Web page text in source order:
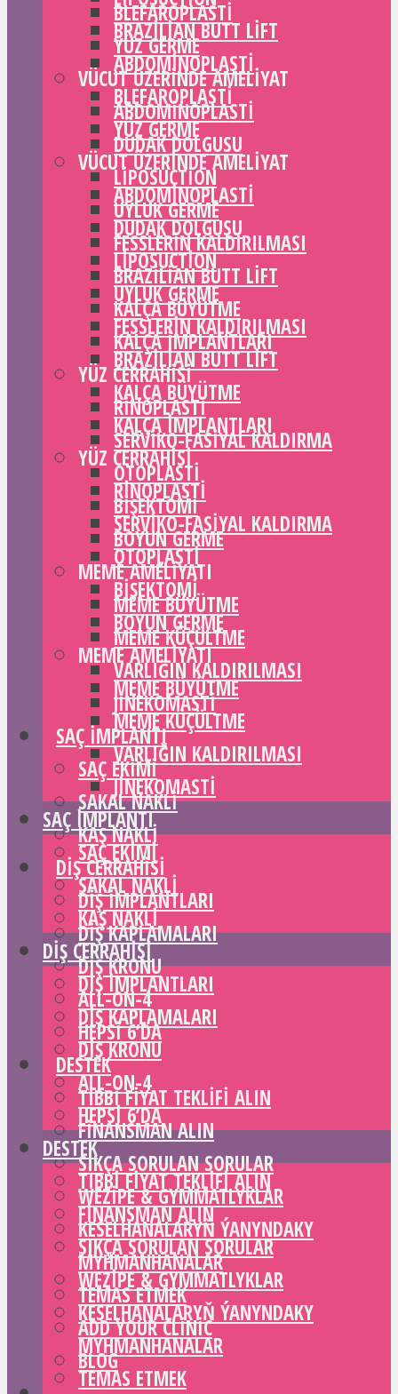
BLEFAROPLASTI
YÜZ GERME
VÜCUT ÜZERINDE AMELIYAT
ABDOMINOPLASTI
DUDAK DOLGUSU
LIPOSUCTION
UYLUK GERME
FESSLERIN KALDIRILMASI
BRAZILIAN BUTT LIFT
KALÇA BÜYÜTME
KALÇA IMPLANTLARI
YÜZ CERRAHISI
RINOPLASTI
SERVIKO-FASIYAL KALDIRMA
OTOPLASTI
BIŞEKTOMI
BOYUN GERME
MEME AMELIYATI
MEME BÜYÜTME
MEME KÜÇÜLTME
VARLIĞIN KALDIRILMASI
JINEKOMASTI
SAÇ IMPLANTI
SAÇ EKIMI
SAKAL NAKLI
KAŞ NAKLI
DIŞ CERRAHISI
DIŞ IMPLANTLARI
DIŞ KAPLAMALARI
DIŞ KRONU
ALL-ON-4
HEPSI 6’DA
DESTEK
TIBBI FIYAT TEKLIFI ALIN
FINANSMAN ALIN
SIKÇA SORULAN SORULAR
WEZIPE & GYMMATLYKLAR
KESELHANALARYŇ ÝANYNDAKY
MYHMANHANALAR
TEMAS ETMEK
ADD YOUR CLINIC
BLOG
BRAZILIAN BUTT LIFT
ABDOMINOPLASTI
BLEFAROPLASTI
YÜZ GERME
VÜCUT ÜZERINDE AMELIYAT
ABDOMINOPLASTI
DUDAK DOLGUSU
LIPOSUCTION
UYLUK GERME
FESSLERIN KALDIRILMASI
BRAZILIAN BUTT LIFT
KALÇA BÜYÜTME
KALÇA IMPLANTLARI
YÜZ CERRAHISI
RINOPLASTI
SERVIKO-FASIYAL KALDIRMA
OTOPLASTI
BIŞEKTOMI
BOYUN GERME
MEME AMELIYATI
MEME BÜYÜTME
MEME KÜÇÜLTME
VARLIĞIN KALDIRILMASI
JINEKOMASTI
SAÇ IMPLANTI
SAÇ EKIMI
SAKAL NAKLI
KAŞ NAKLI
DIŞ CERRAHISI
DIŞ IMPLANTLARI
DIŞ KAPLAMALARI
DIŞ KRONU
ALL-ON-4
HEPSI 6’DA
DESTEK
TIBBI FIYAT TEKLIFI ALIN
FINANSMAN ALIN
SIKÇA SORULAN SORULAR
WEZIPE & GYMMATLYKLAR
KESELHANALARYŇ ÝANYNDAKY
MYHMANHANALAR
TEMAS ETMEK